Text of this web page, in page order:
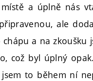
a úplně nás
ale
a na zkoušku
což byl úplný
to během ní